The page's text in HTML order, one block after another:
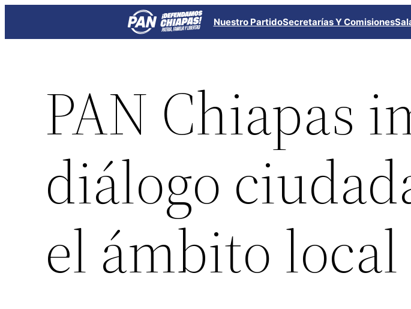
Nuestro PartidoSecretarías Y Comisiones
PAN Chiapas
diálogo
el ámbito local